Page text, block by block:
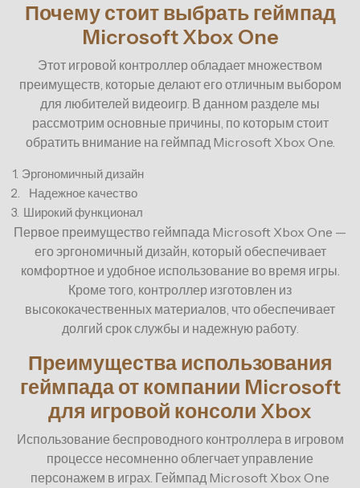
Почему стоит выбрать геймпад
Microsoft Xbox One
Этот игровой контроллер обладает множеством
преимуществ, которые делают его отличным выбором
для любителей видеоигр. В данном разделе мы
рассмотрим основные причины, по которым стоит
обратить внимание на геймпад Microsoft Xbox One.
1. Эргономичный дизайн
2.
Надежное качество
3. Широкий функционал
Первое преимущество геймпада Microsoft Xbox One —
его эргономичный дизайн, который обеспечивает
комфортное и удобное использование во время игры.
Кроме того, контроллер изготовлен из
высококачественных материалов, что обеспечивает
долгий срок службы и надежную работу.
Преимущества использования
геймпада от компании Microsoft
для игровой консоли Xbox
Использование беспроводного контроллера в игровом
процессе несомненно облегчает управление
персонажем в играх. Геймпад Microsoft Xbox One